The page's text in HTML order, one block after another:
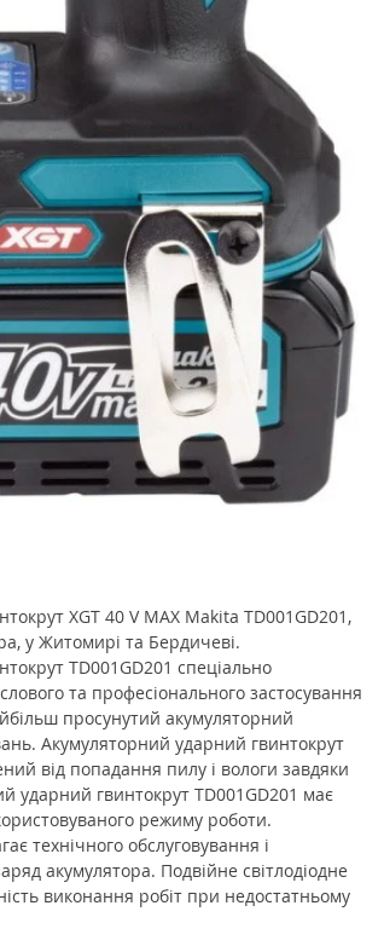
XGT 40 V MAX Makita TD001GD201,
у Житомирі та Бердичеві.
TD001GD201 спеціально
та професіонального застосування
просунутий акумуляторний
Акумуляторний ударний гвинтокрут
від попадання пилу і вологи завдяки
ударний гвинтокрут TD001GD201 має
режиму роботи.
технічного обслуговування і
акумулятора. Подвійне світлодіодне
виконання робіт при недостатньому